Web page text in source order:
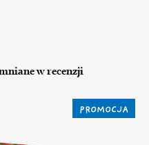
w recenzji
PROMOCJA